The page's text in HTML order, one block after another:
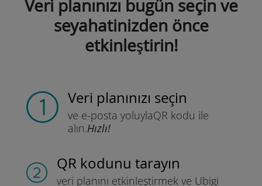
Veri planınızı bugün seçin ve
seyahatinizden önce
etkinleştirin!
Veri planınızı seçin
ve e-posta yoluylaQR kodu ile
alın.Hızlı!
QR kodunu tarayın
veri planını etkinleştirmek ve Ubigi